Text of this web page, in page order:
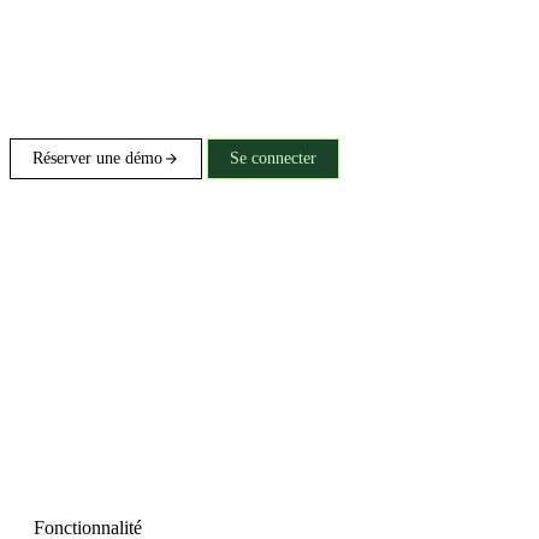
Réserver une démo Se connecter
Fonctionnalité